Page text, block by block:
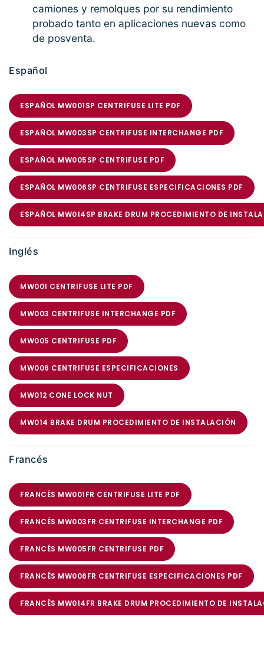
camiones y remolques por su rendimiento
probado tanto en aplicaciones nuevas como
de posventa.
Español
ESPAÑOL MW001SP CENTRIFUSE LITE PDF
ESPAÑOL MW003SP CENTRIFUSE INTERCHANGE PDF
ESPAÑOL MW005SP CENTRIFUSE PDF
ESPAÑOL MW006SP CENTRIFUSE ESPECIFICACIONES PDF
ESPAÑOL MW014SP BRAKE DRUM PROCEDIMIENTO DE
Inglés
MW001 CENTRIFUSE LITE PDF
MW003 CENTRIFUSE INTERCHANGE PDF
MW005 CENTRIFUSE PDF
MW006 CENTRIFUSE ESPECIFICACIONES
MW012 CONE LOCK NUT
MW014 BRAKE DRUM PROCEDIMIENTO DE INSTALACIÓN
Francés
FRANCÉS MW001FR CENTRIFUSE LITE PDF
FRANCÉS MW003FR CENTRIFUSE INTERCHANGE PDF
FRANCÉS MW005FR CENTRIFUSE PDF
FRANCÉS MW006FR CENTRIFUSE ESPECIFICACIONES PDF
FRANCÉS MW014FR BRAKE DRUM PROCEDIMIENTO DE